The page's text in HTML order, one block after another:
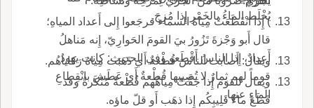
يُخْلَط الماءُ بالخَمْرِ إِذا مُزِجَ.
) إِذا انْقَطَعَتْ مِياهُ السماء فرجَعوا إِلى أَعداد المياهِ؛
قال أَبو وَجْزةَ تَزُورُ بيَ القومَ الحَوارِيّ، إِنه مَناهلُ
أَعدادٌ، إِذا الناسُ أَقْطَعو وفي الحديث: كانت يهودُ
قوماً لهم ثِمارٌ لا تُصِيبها قُطْعةٌ أَي عَطَش بانْقِطاعِ
الماءِ عنها.
ويقال: أَصابت الناسَ قُطْعةٌ أَي ذَهَبَت مِياهُ رَكاياهُم.
ويقال للقوم إِذا جَفَّتْ مِياهُهم قُطْعةٌ مُنْكَرةٌ وقد
قَطَعَ ماءُ قَلِيبِكُم إِذا ذهَب أَو قلّ ماؤه.